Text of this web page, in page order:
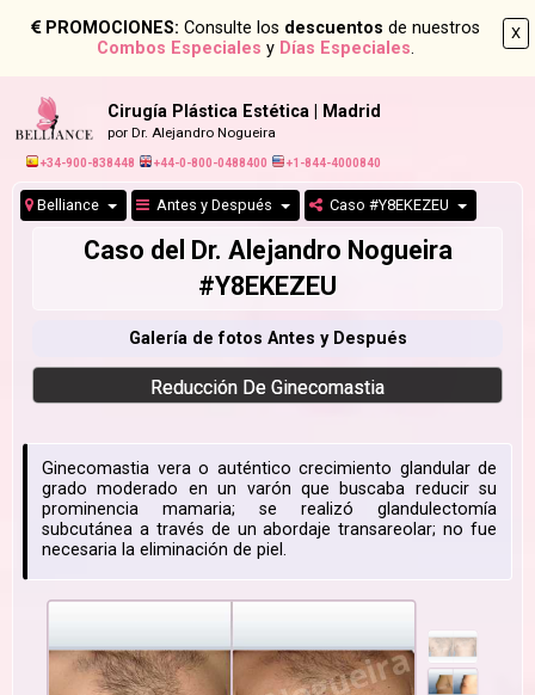
X
PROMOCIONES: Consulte los descuentos de nuestros
Combos Especiales y Días Especiales.
Cirugía Plástica Estética | Madrid
por Dr. Alejandro Nogueira
+34-900-838448 +44-0-800-0488400 +1-844-4000840
Belliance Antes y Después Caso #Y8EKEZEU
Caso del Dr. Alejandro Nogueira
#Y8EKEZEU
Galería de fotos Antes y Después
Reducción De Ginecomastia
Ginecomastia vera o auténtico crecimiento glandular de
grado moderado en un varón que buscaba reducir su
prominencia mamaria; se realizó glandulectomía
subcutánea a través de un abordaje transareolar; no fue
necesaria la eliminación de piel.